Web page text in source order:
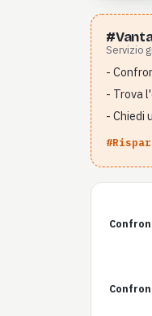
Servizio
-
- Trova
- Chiedi